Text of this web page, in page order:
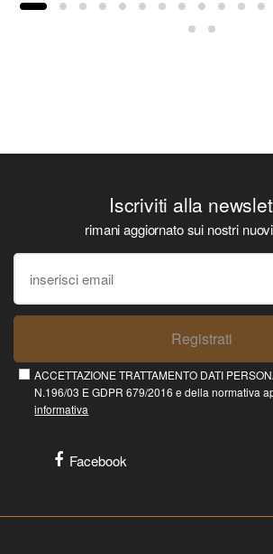
Iscriviti alla
rimani aggiornato sui nostri
Registrati
ACCETTAZIONE TRATTAMENTO DATI
N.196/03 E GDPR 679/2016 e della normativa
informativa
Facebook